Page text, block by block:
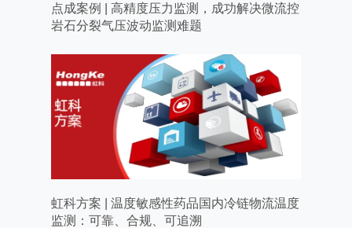
点成案例 | 高精度压力监测，成功解决微流控
岩石分裂气压波动监测难题
虹科方案 | 温度敏感性药品国内冷链物流温度
监测：可靠、合规、可追溯